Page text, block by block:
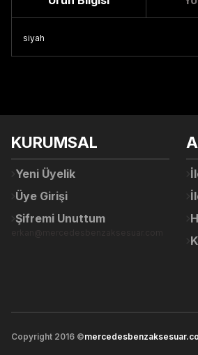
siyah
Ürün açıklamasında eksik bilgiler
Bu ürüne benzer farklı alternatifler
KURUMSAL
Yeni Üyelik
Üye Girişi
Şifremi Unuttum
Copyright 2016 ©